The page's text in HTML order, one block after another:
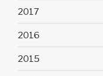
2017
2016
2015